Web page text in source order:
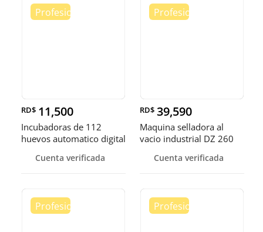
RD$ 11,500
Incubadoras de 112
huevos automatico digital
Cuenta verificada
RD$ 39,590
Maquina selladora al
vacio industrial DZ 260
Cuenta verificada